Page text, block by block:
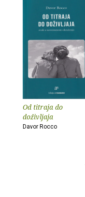
Od titraja do
doživljaja
Davor Rocco